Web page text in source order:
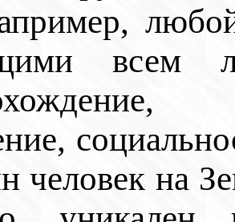
всем
человек на